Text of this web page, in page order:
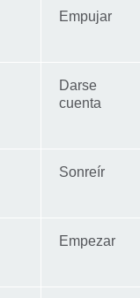
Empujar
Darse
cuenta
Sonreír
Empezar